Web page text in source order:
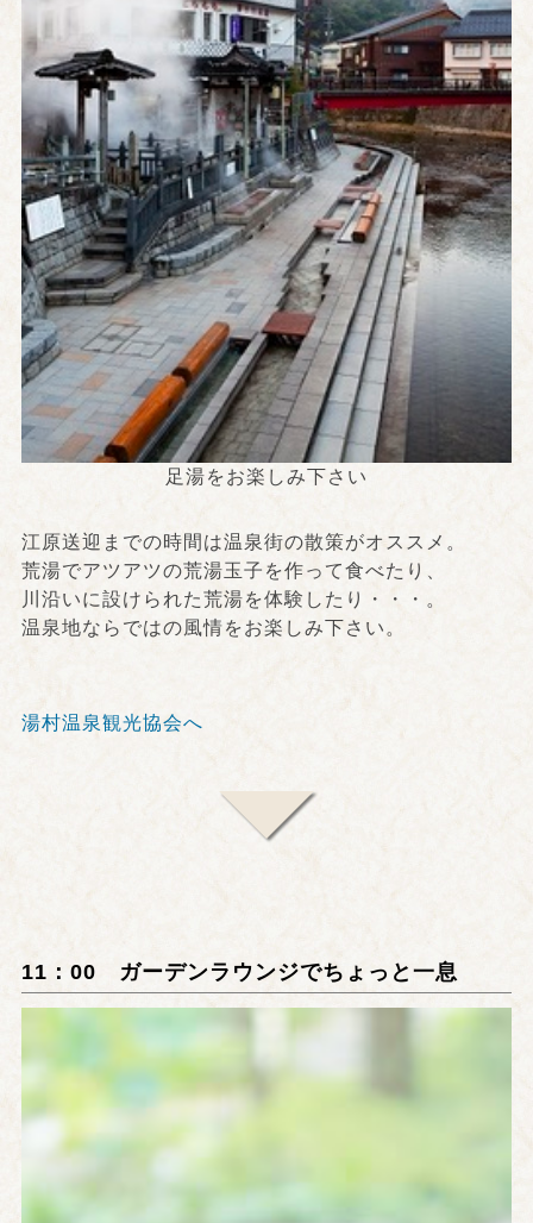
足湯をお楽しみ下さい
江原送迎までの時間は温泉街の散策がオススメ。
荒湯でアツアツの荒湯玉子を作って食べたり、
川沿いに設けられた荒湯を体験したり・・・。
温泉地ならではの風情をお楽しみ下さい。
湯村温泉観光協会へ
11：00 ガーデンラウンジでちょっと一息